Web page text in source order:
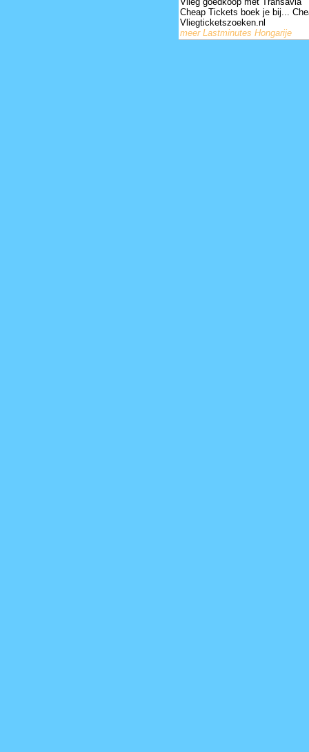
Cheap Tickets boek je bij...
Vliegticketszoeken.nl
meer Lastminutes Hongarije